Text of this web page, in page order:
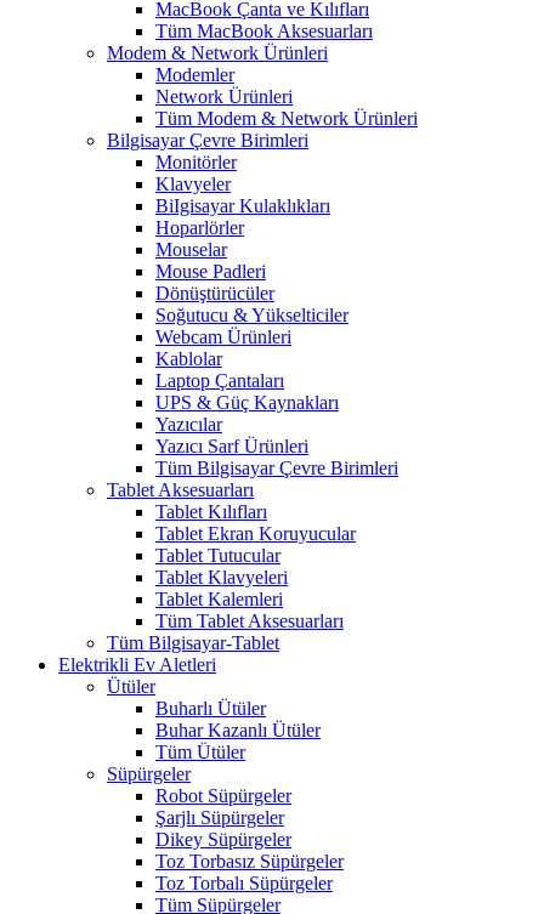
MacBook Çanta ve Kılıfları
Tüm MacBook Aksesuarları
Modem & Network Ürünleri
Modemler
Network Ürünleri
Tüm Modem & Network Ürünleri
Bilgisayar Çevre Birimleri
Monitörler
Klavyeler
BiIgisayar Kulaklıkları
Hoparlörler
Mouselar
Mouse Padleri
Dönüştürücüler
Soğutucu & Yükselticiler
Webcam Ürünleri
Kablolar
Laptop Çantaları
UPS & Güç Kaynakları
Yazıcılar
Yazıcı Sarf Ürünleri
Tüm Bilgisayar Çevre Birimleri
Tablet Aksesuarları
Tablet Kılıfları
Tablet Ekran Koruyucular
Tablet Tutucular
Tablet Klavyeleri
Tablet Kalemleri
Tüm Tablet Aksesuarları
Tüm Bilgisayar-Tablet
Elektrikli Ev Aletleri
Ütüler
Buharlı Ütüler
Buhar Kazanlı Ütüler
Tüm Ütüler
Süpürgeler
Robot Süpürgeler
Şarjlı Süpürgeler
Dikey Süpürgeler
Toz Torbasız Süpürgeler
Toz Torbalı Süpürgeler
Tüm Süpürgeler